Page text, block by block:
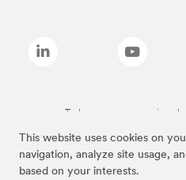
This website uses cookies on
navigation, analyze site usage,
based on your interests.
Todas as marcas